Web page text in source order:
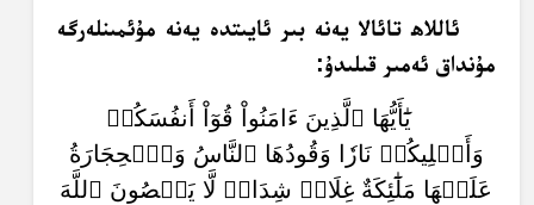
ئاللاھ تائالا يەنە بىر ئايىتدە يەنە مۇئمىنلەرگە
مۇنداق ئەمىر قىلىدۇ:
يَٰٓأَيُّهَا ٱلَّذِينَ ءَامَنُواْ قُوٓاْ أَنفُسَكُمۡ
وَأَهۡلِيكُمۡ نَارٗا وَقُودُهَا ٱلنَّاسُ وَٱلۡحِجَارَةُ
عَلَيۡهَا مَلَٰٓئِكَةٌ غِلَاظٞ شِدَادٞ لَّا يَعۡصُونَ ٱللَّهَ